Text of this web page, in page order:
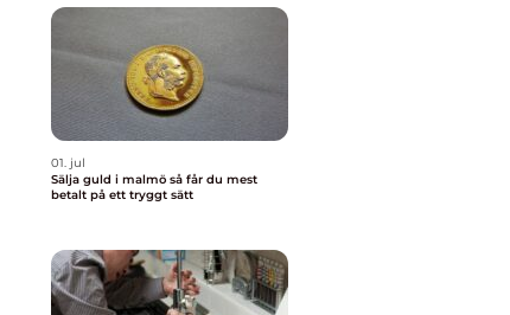
01. jul
Sälja guld i malmö så får du mest
betalt på ett tryggt sätt